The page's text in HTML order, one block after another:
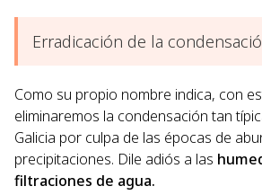
Erradicación de la
Como su propio nombre indica, con
eliminaremos la condensación tan
Galicia por culpa de las épocas de
precipitaciones. Dile adiós a las
filtraciones de agua.